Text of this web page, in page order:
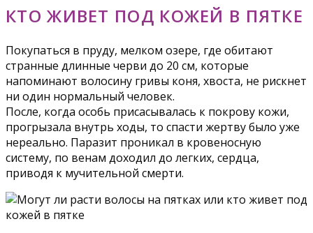
КТО ЖИВЕТ ПОД КОЖЕЙ В ПЯТКЕ
Покупаться в пруду, мелком озере, где обитают
странные длинные черви до 20 см, которые
напоминают волосину гривы коня, хвоста, не рискнет
ни один нормальный человек.
После, когда особь присасывалась к покрову кожи,
прогрызала внутрь ходы, то спасти жертву было уже
нереально. Паразит проникал в кровеносную
систему, по венам доходил до легких, сердца,
приводя к мучительной смерти.